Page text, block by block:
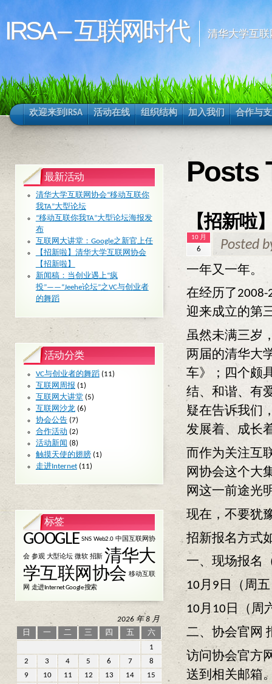
IRSA – 互联网时代 清华大学互
欢迎来到IRSA 活动在线 组织结构 加入我们 合作与
Posts
【招新啦
10 月
6 Posted
一年又一年。
在经历了
迎来成立的第
虽然未满三岁
两届的清华大
车》；四个颇
结、和谐、有
疑在告诉我们
发展着、成长
而作为关注互
网协会这个大
网这一前途光
现在，不要犹
招新报名方式
一、现场报名
10月9日（周
10月10日（周
二、协会官网
访问协会官方
送到相关邮箱
最新活动
清华大学互联网协会“移动互联你
我TA”大型论坛
“移动互联你我TA”大型论坛海报发
布
互联网大讲堂：Google之新官上任
【招新啦】清华大学互联网协会
【招新啦】
新闻稿：当创业遇上“疯
投”——“Jeehe论坛”之VC与创业者
的舞蹈
活动分类
VC与创业者的舞蹈(11)
互联网周报 (1)
互联网大讲堂(5)
互联网沙龙 (6)
协会公告(7)
合作活动 (2)
活动新闻 (8)
触摸天使的翅膀(1)
走进Internet(11)
标签
GOOGLE SNS Web2.0 中国互联网协
会 参观 大型论坛 微软 招新 清华大
学互联网协会 移动互联
网 走进Internet Google 搜索
2026 年 8 月
日
一 二 三 四 五
六
1
2
3 4 5 6 7
8
9
10 11 12 13 14
15